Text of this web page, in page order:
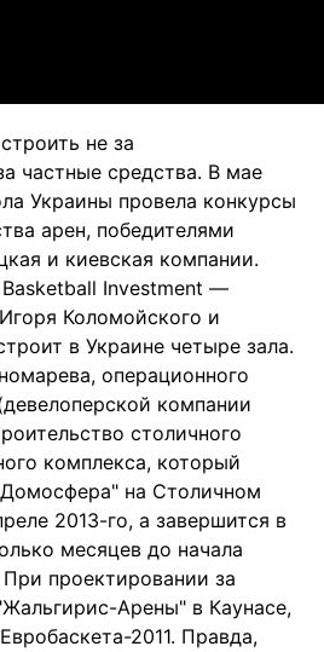
не за
частные средства. В мае
Украины провела конкурсы
арен, победителями
и киевская компании.
Investment —
Коломойского и
в Украине четыре зала.
операционного
компании
столичного
комплекса, который
на Столичном
2013-го, а завершится в
месяцев до начала
проектировании за
Арены" в Каунасе,
2011. Правда,